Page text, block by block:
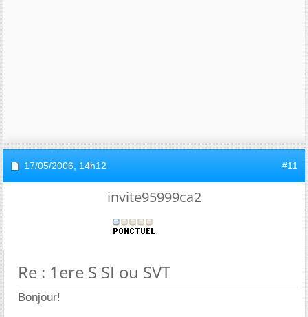
17/05/2006, 14h12 #11
invite95999ca2
Re : 1ere S SI ou SVT
Bonjour!